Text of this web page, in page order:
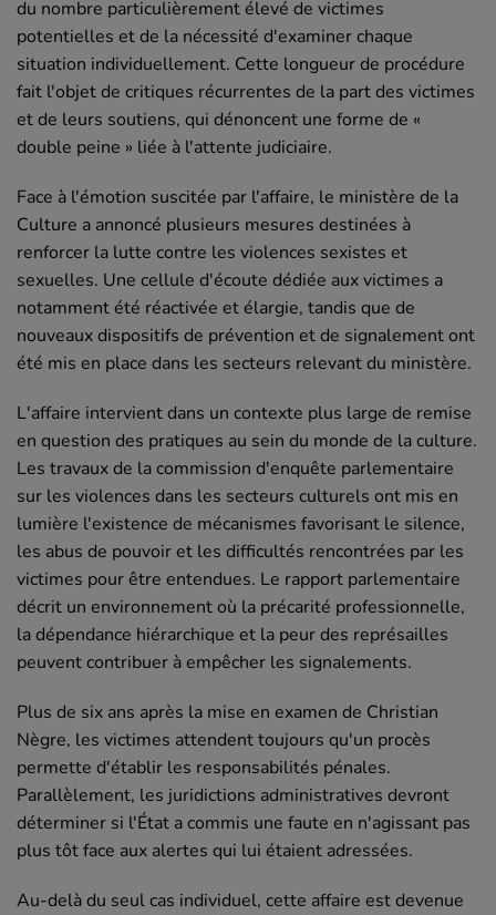
du nombre particulièrement élevé de victimes
potentielles et de la nécessité d'examiner chaque
situation individuellement. Cette longueur de procédure
fait l'objet de critiques récurrentes de la part des victimes
et de leurs soutiens, qui dénoncent une forme de «
double peine » liée à l'attente judiciaire.
Face à l'émotion suscitée par l'affaire, le ministère de la
Culture a annoncé plusieurs mesures destinées à
renforcer la lutte contre les violences sexistes et
sexuelles. Une cellule d'écoute dédiée aux victimes a
notamment été réactivée et élargie, tandis que de
nouveaux dispositifs de prévention et de signalement ont
été mis en place dans les secteurs relevant du ministère.
L'affaire intervient dans un contexte plus large de remise
en question des pratiques au sein du monde de la culture.
Les travaux de la commission d'enquête parlementaire
sur les violences dans les secteurs culturels ont mis en
lumière l'existence de mécanismes favorisant le silence,
les abus de pouvoir et les difficultés rencontrées par les
victimes pour être entendues. Le rapport parlementaire
décrit un environnement où la précarité professionnelle,
la dépendance hiérarchique et la peur des représailles
peuvent contribuer à empêcher les signalements.
Plus de six ans après la mise en examen de Christian
Nègre, les victimes attendent toujours qu'un procès
permette d'établir les responsabilités pénales.
Parallèlement, les juridictions administratives devront
déterminer si l'État a commis une faute en n'agissant pas
plus tôt face aux alertes qui lui étaient adressées.
Au-delà du seul cas individuel, cette affaire est devenue